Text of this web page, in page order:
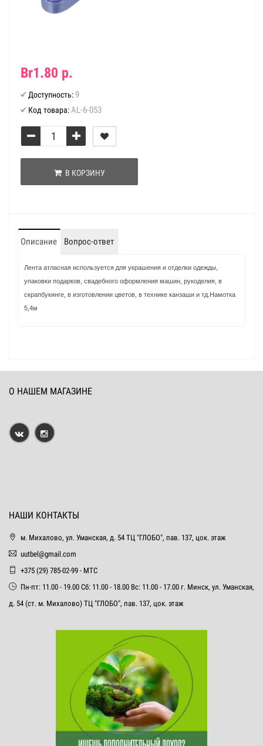
Br1.80 р.
Доступность: 9
Код товара:AL-6-053
В КОРЗИНУ
Описание Вопрос-ответ
Лента атласная используется для украшения и отделки одежды,
упаковки подарков, свадебного оформления машин, рукоделия, в
скрапбукинге, в изготовлении цветов, в технике канзаши и тд.Намотка
5,4м
О НАШЕМ МАГАЗИНЕ
НАШИ КОНТАКТЫ
м. Михалово, ул. Уманская, д. 54 ТЦ "ГЛОБО", пав. 137, цок. этаж
uutbel@gmail.com
+375 (29) 785-02-99 - МТС
Пн-пт: 11.00 - 19.00 Сб: 11.00 - 18.00 Вс: 11.00 - 17.00 г. Минск, ул. Уманская,
д. 54 (ст. м. Михалово) ТЦ "ГЛОБО", пав. 137, цок. этаж